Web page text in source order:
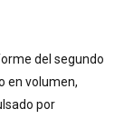
del segundo
en volumen,
por